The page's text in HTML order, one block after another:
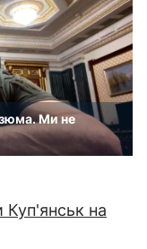
Ми не
Куп'янськ на